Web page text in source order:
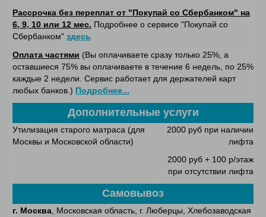
Рассрочка без переплат от "Покупай со Сбербанком" на
6, 9, 10 или 12 мес. Подробнее о сервисе "Покупай со
Сбербанком" здесь
Оплата частями (Вы оплачиваете сразу только 25%, а
оставшиеся 75% вы оплачиваете в течение 6 недель, по 25%
каждые 2 недели. Сервис работает для держателей карт
любых банков.) Подробнее...
Дополнительные услуги
Утилизация старого матраса (для
Москвы и Московской области)
2000 руб при наличии
лифта
2000 руб + 100 р/этаж
при отсутствии лифта
Самовывоз
г. Москва , Московская область, г. Люберцы, Хлебозаводская